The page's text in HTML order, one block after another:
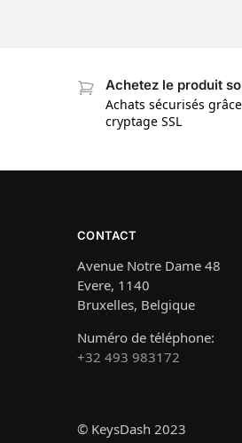
Achetez le produit
Achats sécurisés
cryptage SSL
CONTACT
Avenue Notre Dame 48
Evere, 1140
Bruxelles, Belgique
Numéro de téléphone:
+32 493 983172
© KeysDash 2023